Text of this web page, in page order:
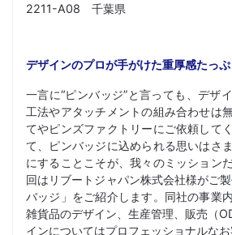
2211-A08 千葉県
デザインのプロが手がけた重厚感たっ
一言に“ピンバッジ”と言っても、デザ
工法やアタッチメントの組み合わせは
てやピンズファクトリーにご依頼して
て、ピンバッジに込められる思いはさ
にすることこそが、我々のミッション
回はリブートジャパン株式会社様がご
バッジ」をご紹介します。同社の事業
雑貨品のデザイン、生産管理、販売（
インについてはプロフェッショナルなお